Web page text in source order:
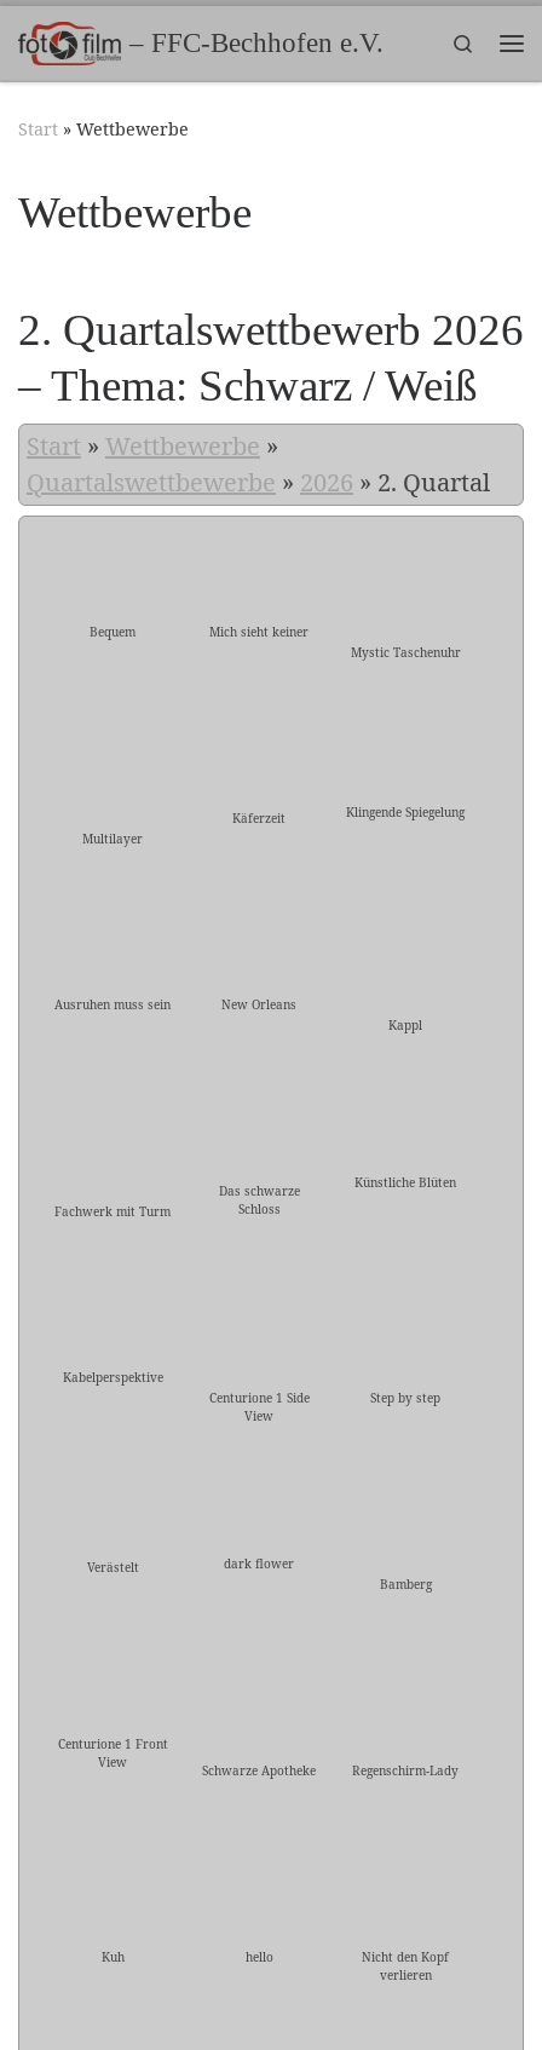
Zum Inhalt springen– FFC-Bechhofen e.V.
Search
Start » Wettbewerbe
Wettbewerbe
2. Quartalswettbewerb 2026
– Thema: Schwarz / Weiß
Start » Wettbewerbe »
Quartalswettbewerbe » 2026 » 2. Quartal
Bequem
Mich sieht keiner
Mystic Taschenuhr
Multilayer
Käferzeit Klingende Spiegelung
Ausruhen muss sein
New Orleans
Kappl
Fachwerk mit Turm
Das schwarze
Schloss
Künstliche Blüten
Kabelperspektive
Centurione 1 Side
View
Step by step
Verästelt
dark flower
Bamberg
Centurione 1 Front
View
Schwarze Apotheke Regenschirm-Lady
Kuh hello
Nicht den Kopf
verlieren